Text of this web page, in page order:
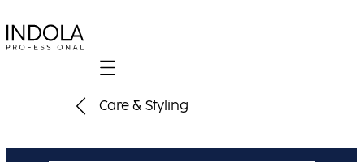
Mobile navigation
Care & Styling